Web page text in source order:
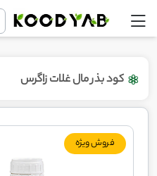
کود بذر مال غلات زاگرس
فروش ویژه